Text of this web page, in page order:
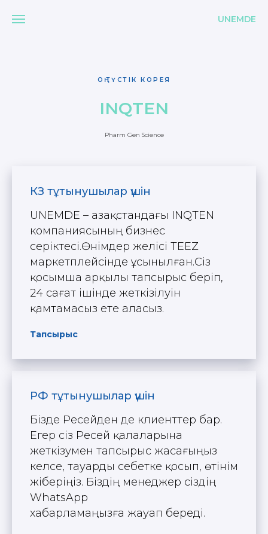
UNEMDE
ОҢТҮСТІК КОРЕЯ
INQTEN
Pharm Gen Science
КЗ тұтынушылар үшін
UNEMDE – Қазақстандағы INQTEN
компаниясының бизнес
серіктесі.Өнімдер желісі TEEZ
маркетплейсінде ұсынылған.Сіз
қосымша арқылы тапсырыс беріп,
24 сағат ішінде жеткізілуін
қамтамасыз ете аласыз.
Тапсырыс
РФ тұтынушылар үшін
Бізде Ресейден де клиенттер бар.
Егер сіз Ресей қалаларына
жеткізумен тапсырыс жасағыңыз
келсе, тауарды себетке қосып, өтінім
жіберіңіз. Біздің менеджер сіздің
WhatsApp
хабарламаңызға жауап береді.